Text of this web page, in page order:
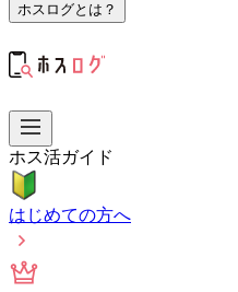
ホスログとは？
ホス活ガイド
はじめての方へ